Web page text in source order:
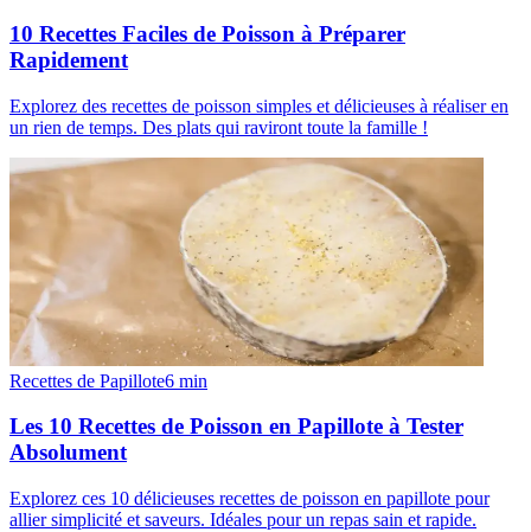
10 Recettes Faciles de Poisson à Préparer
Rapidement
Explorez des recettes de poisson simples et délicieuses à réaliser en
un rien de temps. Des plats qui raviront toute la famille !
Recettes de Papillote6 min
Les 10 Recettes de Poisson en Papillote à Tester
Absolument
Explorez ces 10 délicieuses recettes de poisson en papillote pour
allier simplicité et saveurs. Idéales pour un repas sain et rapide.